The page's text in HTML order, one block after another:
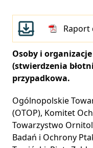
Raport
Osoby i
(stwierdzenia
przypadkowa.
Ogólnopolskie
(OTOP), Komitet
Towarzystwo
Badań i Ochrony